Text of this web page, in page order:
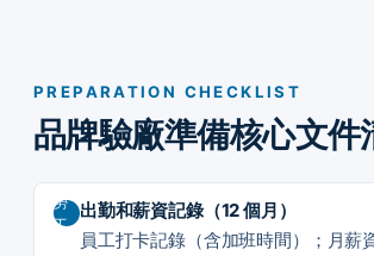
PREPARATION CHECKLIST
品牌驗廠準備核心文件
勞
工
出勤和薪資記錄（12 個月）
員工打卡記錄（含加班時間）；月薪